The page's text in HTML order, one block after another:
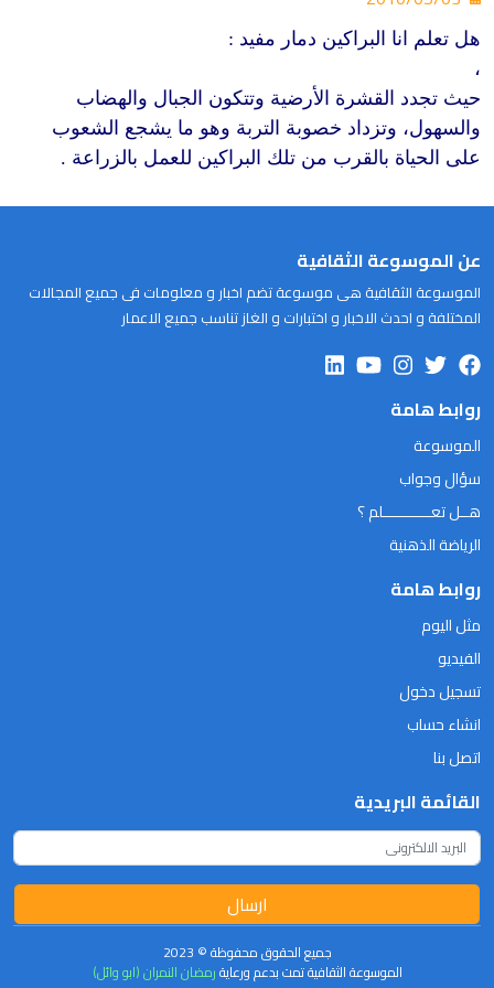
هل تعلم انا البراكين دمار مفيد :
،
حيث تجدد القشرة الأرضية وتتكون الجبال والهضاب
والسهول، وتزداد خصوبة التربة وهو ما يشجع الشعوب
على الحياة بالقرب من تلك البراكين للعمل بالزراعة .
عن الموسوعة الثقافية
الموسوعة الثقافية هى موسوعة تضم اخبار و معلومات فى جميع المجالات
المختلفة و احدث الاخبار و اختبارات و الغاز تناسب جميع الاعمار
روابط هامة
الموسوعة
سؤال وجواب
هــل تعـــــــــــلم ؟
الرياضة الذهنية
روابط هامة
مثل اليوم
الفيديو
تسجيل دخول
انشاء حساب
اتصل بنا
القائمة البريدية
ارسال
جميع الحقوق محفوظة © 2023
الموسوعة الثقافية تمت بدعم ورعايةرمضان النمران (ابو وائل)